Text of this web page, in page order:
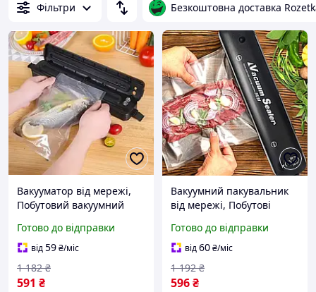
Фільтри Безкоштовна доставка
Вакууматор від мережі,
Побутовий вакуумний
автоматичними
налаштуваннями (2
режими), AVI
Готово до відправки
від59₴/міс
591 ₴
1 182 ₴
Вакуумний пакувальник
від мережі, Побутові
режими), THO
Готово до відправки
від60₴/міс
596₴
1 192 ₴